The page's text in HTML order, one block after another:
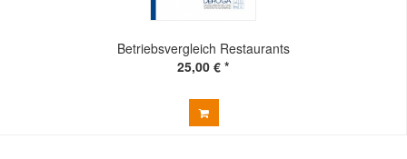
Betriebsvergleich Restaurants
25,00 € *